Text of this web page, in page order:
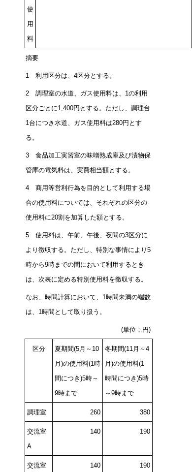
使
用
料
摘要
1 利用区分は、4区分とする。
2 調理室の水道、ガス使用料は、1の利用
区分ごとに1,400円とする。ただし、調理台
1台につき水道、ガス使用料は280円とす
る。
3 食品加工実習室の味噌熟成庫及び漬物保
管庫の電気料は、実費相当額とする。
4 商用等営利行為を目的として利用する場
合の使用料については、それぞれの区分の
使用料に20割を加算した額とする。
5 使用料は、午前、午後、夜間の3区分に
より徴収する。ただし、特別な事情により5
時から9時までの間において利用するとき
は、次表に定める特別使用料を徴収する。
なお、時間計算において、1時間未満の端数
は、1時間として取り扱う。
(単位：円)
区分
夏期間(5月～10
月)の使用料(1時
間につき)5時～
9時まで
冬期間(11月～4
月)の使用料(1
時間につき)5時
～9時まで
調理室 260 380
交流室
A
140 190
交流室 140 190